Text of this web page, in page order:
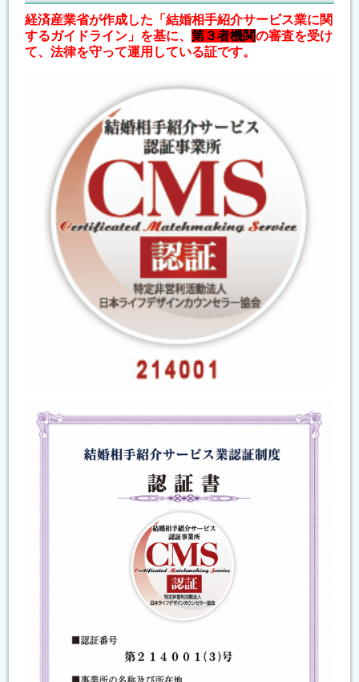
経済産業省が作成した「結婚相手紹介サービス業に関
するガイドライン」を基に、 第３者機関の審査を受け
て、法律を守って運用している証です。